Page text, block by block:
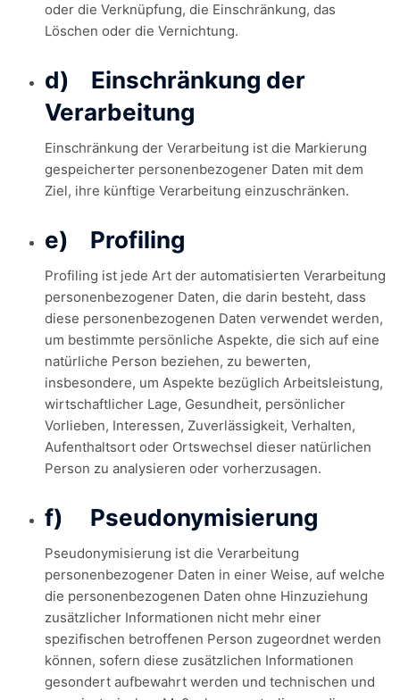
oder die Verknüpfung, die Einschränkung, das
Löschen oder die Vernichtung.
d) Einschränkung der
Verarbeitung
Einschränkung der Verarbeitung ist die Markierung
gespeicherter personenbezogener Daten mit dem
Ziel, ihre künftige Verarbeitung einzuschränken.
e) Profiling
Profiling ist jede Art der automatisierten Verarbeitung
personenbezogener Daten, die darin besteht, dass
diese personenbezogenen Daten verwendet werden,
um bestimmte persönliche Aspekte, die sich auf eine
natürliche Person beziehen, zu bewerten,
insbesondere, um Aspekte bezüglich Arbeitsleistung,
wirtschaftlicher Lage, Gesundheit, persönlicher
Vorlieben, Interessen, Zuverlässigkeit, Verhalten,
Aufenthaltsort oder Ortswechsel dieser natürlichen
Person zu analysieren oder vorherzusagen.
f) Pseudonymisierung
Pseudonymisierung ist die Verarbeitung
personenbezogener Daten in einer Weise, auf welche
die personenbezogenen Daten ohne Hinzuziehung
zusätzlicher Informationen nicht mehr einer
spezifischen betroffenen Person zugeordnet werden
können, sofern diese zusätzlichen Informationen
gesondert aufbewahrt werden und technischen und